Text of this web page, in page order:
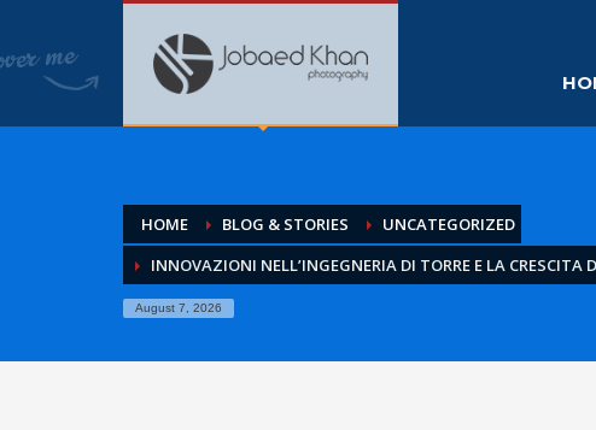
HOME BLOG & STORIES
UNCATEGORIZED
INNOVAZIONI NELL’INGEGNERIA DI TORRE E LA CRESCITA
August 7, 2026